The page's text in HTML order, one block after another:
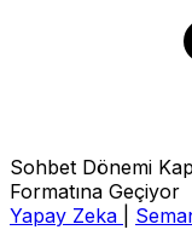
Sohbet Dönemi
Formatına Geçiyor
Yapay Zeka